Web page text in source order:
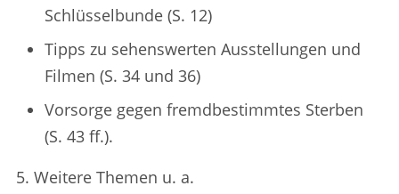
Schlüsselbunde (S. 12)
Tipps zu sehenswerten Ausstellungen und
Filmen (S. 34 und 36)
Vorsorge gegen fremdbestimmtes Sterben
(S. 43 ff.).
5. Weitere Themen u. a.